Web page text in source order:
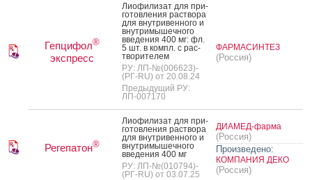
Гепцифол®
экспресс
Ли­офи­лизат для при­
готов­ле­ния рас­тво­ра
для внут­ри­вен­но­го и
внут­ри­мышеч­но­го
вве­дения 400 мг: фл.
5 шт. в компл. с рас­
тво­рите­лем
РУ: ЛП-№(006623)-
(РГ-RU) от 20.08.24
Предыдущий РУ:
ЛП-007170
ФАРМАСИНТЕЗ
(Россия)
Регепатон®
Ли­офи­лизат для при­
готов­ле­ния рас­тво­ра
для внут­ри­вен­но­го и
внут­ри­мышеч­но­го
вве­дения 400 мг
РУ: ЛП-№(010794)-
(РГ-RU) от 03.07.25
ДИАМЕД-фарма
(Россия)
Произведено:
КОМПАНИЯ ДЕКО
(Россия)